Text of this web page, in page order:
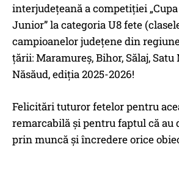
interjudețeană a competiției
Junior” la categoria U8 fete
campioanelor județene din
țării: Maramureș, Bihor, Sălaj,
Năsăud, ediția 2025-2026!
Felicitări tuturor fetelor pentru
remarcabilă și pentru faptul că au
prin muncă și încredere orice